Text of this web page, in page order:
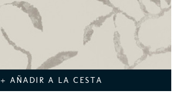
+ AÑADIR A LA CESTA